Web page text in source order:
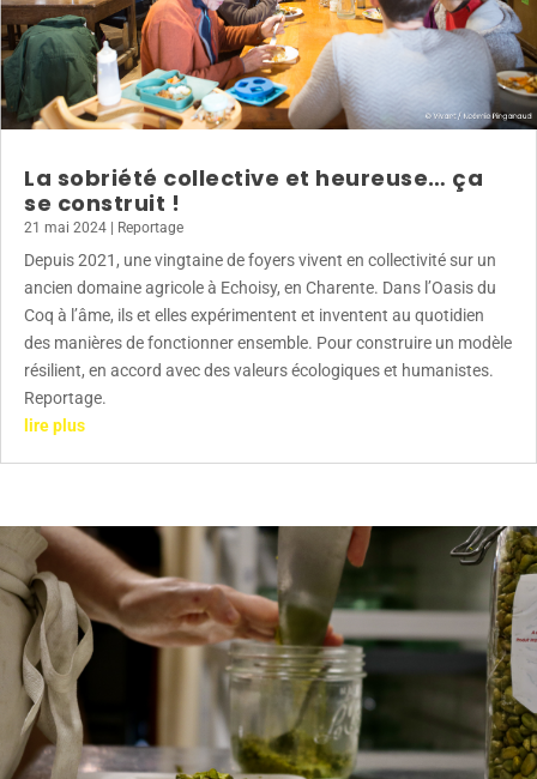
La sobriété collective et heureuse… ça
se construit !
21 mai 2024 Reportage
Depuis 2021, une vingtaine de foyers vivent en collectivité sur un
ancien domaine agricole à Echoisy, en Charente. Dans l’Oasis du
Coq à l’âme, ils et elles expérimentent et inventent au quotidien
des manières de fonctionner ensemble. Pour construire un modèle
résilient, en accord avec des valeurs écologiques et humanistes.
Reportage.
lire plus